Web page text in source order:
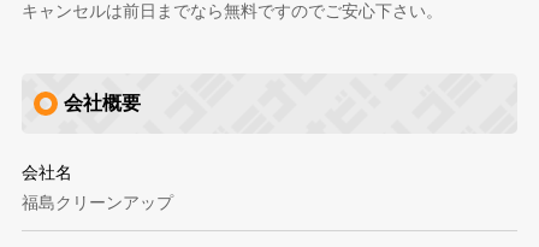
キャンセルは前日までなら無料ですのでご安心下さい。
会社概要
会社名
福島クリーンアップ